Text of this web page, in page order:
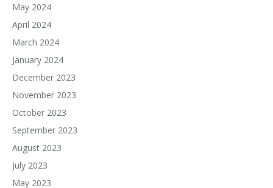
May 2024
April 2024
March 2024
January 2024
December 2023
November 2023
October 2023
September 2023
August 2023
July 2023
May 2023